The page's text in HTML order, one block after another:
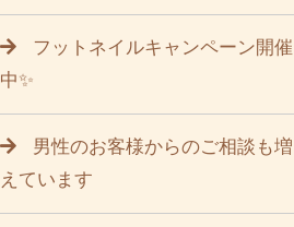
フットネイルキャンペーン開催
中✨
男性のお客様からのご相談も増
えています